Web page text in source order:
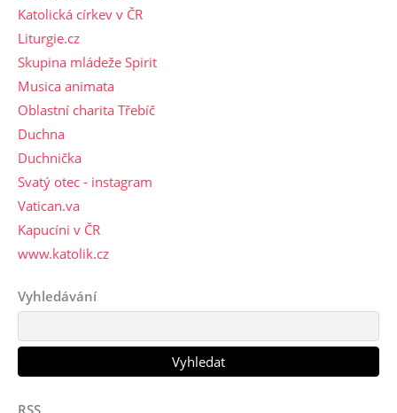
Katolická církev v ČR
Liturgie.cz
Skupina mládeže Spirit
Musica animata
Oblastní charita Třebíč
Duchna
Duchnička
Svatý otec - instagram
Vatican.va
Kapucíni v ČR
www.katolik.cz
Vyhledávání
RSS